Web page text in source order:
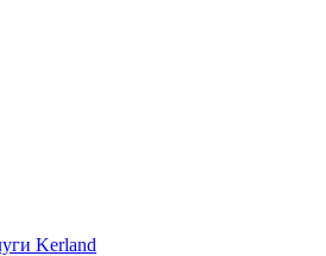
Kerland